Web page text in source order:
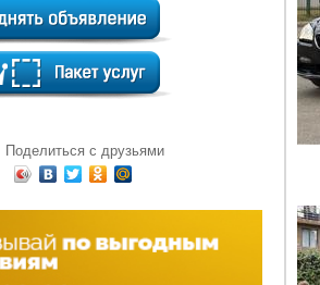
Поделиться с друзьями